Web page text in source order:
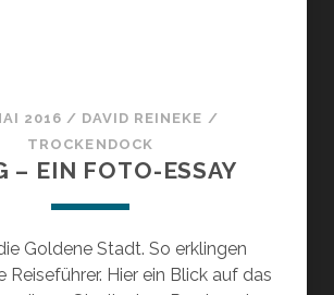
2016 / DAVID REINEKE /
TROCKENDOCK
– EIN FOTO-ESSAY
Goldene Stadt. So erklingen
Reiseführer. Hier ein Blick auf das